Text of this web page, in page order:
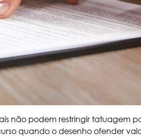
não podem restringir tatuagem
quando o desenho ofender